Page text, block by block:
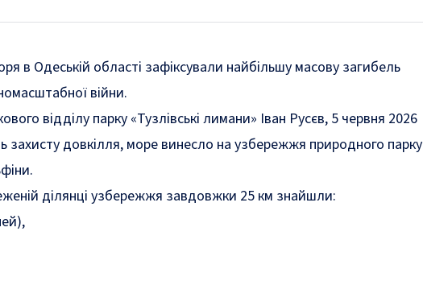
в Одеській області зафіксували найбільшу масову загибель
війни.
відділу парку «Тузлівські лимани» Іван Русєв, 5 червня 2026
захисту довкілля, море винесло на узбережжя природного парку
ділянці узбережжя завдовжки 25 км знайшли: